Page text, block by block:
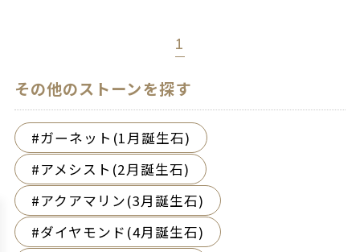
1
その他のストーンを探す
ガーネット(1月誕生石)
アメシスト(2月誕生石)
アクアマリン(3月誕生石)
ダイヤモンド(4月誕生石)